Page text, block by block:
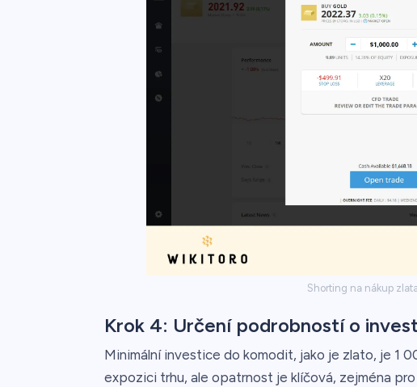
Shorting na nákup
Krok 4: Určení podrobností o
Minimální investice do komodit, jako je zlato, je 1
expozici trhu, ale opatrnost je klíčová, zejména